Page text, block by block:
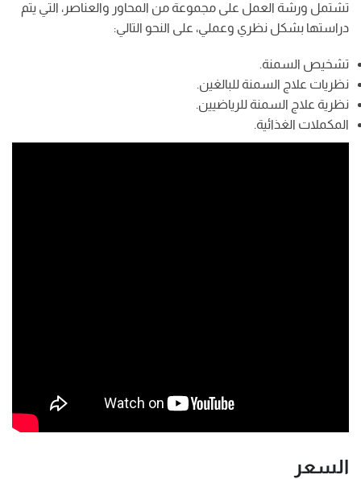
تشتمل ورشة العمل على مجموعة من المحاور والعناصر، التي يتم
دراستها بشكل نظري وعملي، على النحو التالي:
تشخيص السمنة.
نظريات علاج السمنة للبالغين.
نظرية علاج السمنة للرياضيين.
المكملات الغذائية.
السعر